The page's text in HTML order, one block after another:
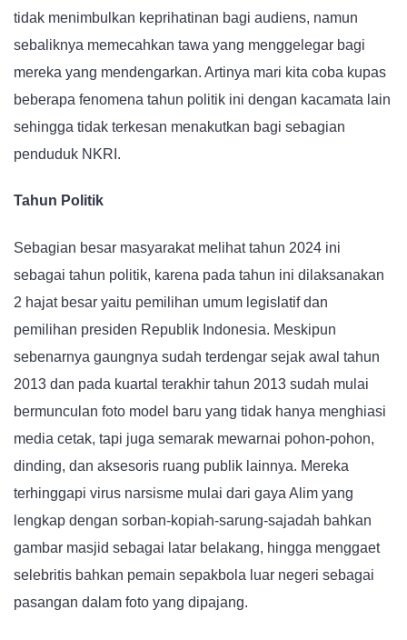
tidak menimbulkan keprihatinan bagi audiens, namun
sebaliknya memecahkan tawa yang menggelegar bagi
mereka yang mendengarkan. Artinya mari kita coba kupas
beberapa fenomena tahun politik ini dengan kacamata lain
sehingga tidak terkesan menakutkan bagi sebagian
penduduk NKRI.
Tahun Politik
Sebagian besar masyarakat melihat tahun 2024 ini
sebagai tahun politik, karena pada tahun ini dilaksanakan
2 hajat besar yaitu pemilihan umum legislatif dan
pemilihan presiden Republik Indonesia. Meskipun
sebenarnya gaungnya sudah terdengar sejak awal tahun
2013 dan pada kuartal terakhir tahun 2013 sudah mulai
bermunculan foto model baru yang tidak hanya menghiasi
media cetak, tapi juga semarak mewarnai pohon-pohon,
dinding, dan aksesoris ruang publik lainnya. Mereka
terhinggapi virus narsisme mulai dari gaya Alim yang
lengkap dengan sorban-kopiah-sarung-sajadah bahkan
gambar masjid sebagai latar belakang, hingga menggaet
selebritis bahkan pemain sepakbola luar negeri sebagai
pasangan dalam foto yang dipajang.